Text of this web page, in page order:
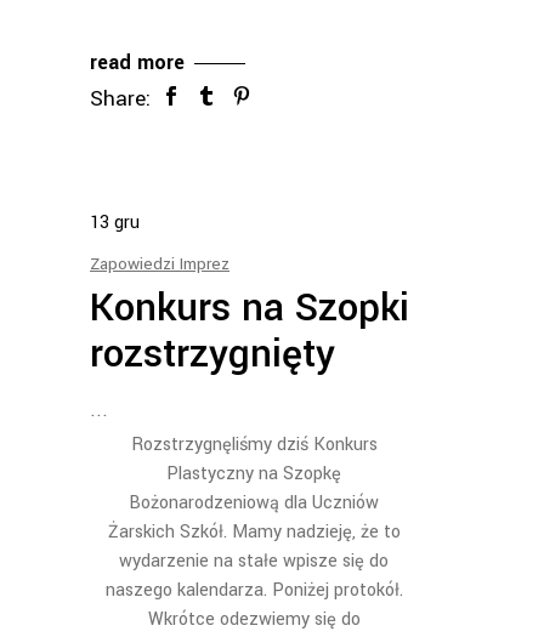
read more
Share:
13 gru
Zapowiedzi Imprez
Konkurs na Szopki
rozstrzygnięty
Rozstrzygnęliśmy dziś Konkurs
Plastyczny na Szopkę
Bożonarodzeniową dla Uczniów
Żarskich Szkół. Mamy nadzieję, że to
wydarzenie na stałe wpisze się do
naszego kalendarza. Poniżej protokół.
Wkrótce odezwiemy się do